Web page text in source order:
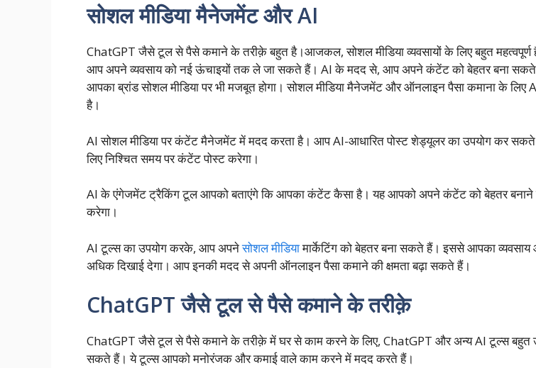
सोशल मीडिया मैनेजमेंट और AI
ChatGPT जैसे टूल से पैसे कमाने के तरीक़े बहुत है।आजकल, सोशल मीडिया व्यवसायों के लिए बहुत
आप अपने व्यवसाय को नई ऊंचाइयों तक ले जा सकते हैं। AI के मदद से, आप अपने कंटेंट को बेहतर बना
आपका ब्रांड सोशल मीडिया पर भी मजबूत होगा। सोशल मीडिया मैनेजमेंट और ऑनलाइन पैसा कमाना के लिए
है।
AI सोशल मीडिया पर कंटेंट मैनेजमेंट में मदद करता है। आप AI-आधारित पोस्ट शेड्यूलर का उपयोग कर
लिए निश्चित समय पर कंटेंट पोस्ट करेगा।
AI के एंगेजमेंट ट्रैकिंग टूल आपको बताएंगे कि आपका कंटेंट कैसा है। यह आपको अपने कंटेंट को बेहतर बनाने
करेगा।
AI टूल्स का उपयोग करके, आप अपनेसोशल मीडियामार्केटिंग को बेहतर बना सकते हैं। इससे आपका
अधिक दिखाई देगा। आप इनकी मदद से अपनी ऑनलाइन पैसा कमाने की क्षमता बढ़ा सकते हैं।
ChatGPT जैसे टूल से पैसे कमाने के तरीक़े
ChatGPT जैसे टूल से पैसे कमाने के तरीक़े में घर से काम करने के लिए, ChatGPT और अन्य AI टूल्स बहुत
सकते हैं। ये टूल्स आपको मनोरंजक और कमाई वाले काम करने में मदद करते हैं।